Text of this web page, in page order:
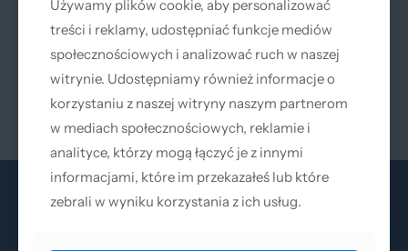
Szkło ochronne lasera CW
30×5 mm – Kwarc JGS1
(Powłoka AR 1064nm)
49 Netto | 60,27zł
Brutto
Używamy plików cookie, aby personalizować
treści i reklamy, udostępniać funkcje mediów
społecznościowych i analizować ruch w naszej
witrynie. Udostępniamy również informacje o
korzystaniu z naszej witryny naszym partnerom
w mediach społecznościowych, reklamie i
analityce, którzy mogą łączyć je z innymi
informacjami, które im przekazałeś lub które
zebrali w wyniku korzystania z ich usług.
Używamy plików cookie, aby personalizować
treści i reklamy, udostępniać funkcje mediów
społecznościowych i analizować ruch w naszej
witrynie. Udostępniamy również informacje o
korzystaniu z naszej witryny naszym partnerom
w mediach społecznościowych, reklamie i
analityce, którzy mogą łączyć je z innymi
informacjami, które im przekazałeś lub które
zebrali w wyniku korzystania z ich usług.